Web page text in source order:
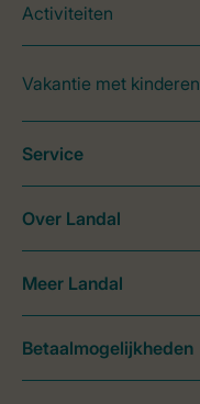
Activiteiten
Vakantie met kinderen
Service
Over Landal
Meer Landal
Betaalmogelijkheden